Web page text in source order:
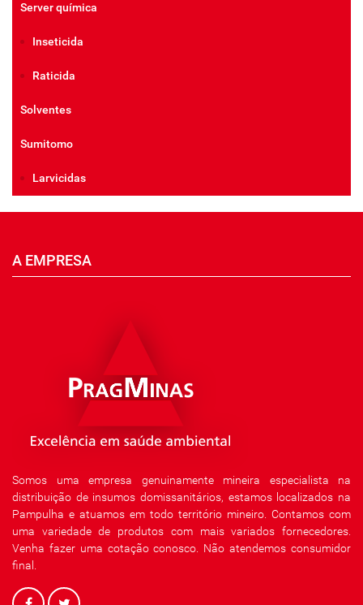
Server química
Inseticida
Raticida
Solventes
Sumitomo
Larvicidas
A EMPRESA
Somos uma empresa genuinamente mineira especialista na
distribuição de insumos domissanitários, estamos localizados na
Pampulha e atuamos em todo território mineiro. Contamos com
uma variedade de produtos com mais variados fornecedores.
Venha fazer uma cotação conosco. Não atendemos consumidor
final.